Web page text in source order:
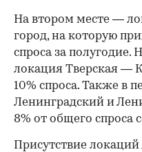
На втором месте —
город, на которую
спроса за полугодие.
локация Тверская —
10% спроса. Также в
Ленинградский и
8% от общего спроса
Присутствие